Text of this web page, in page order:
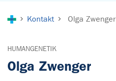
Kontakt Olga Zwenger
HUMANGENETIK
Olga Zwenger